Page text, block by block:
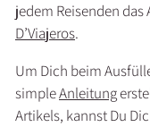
jedem Reisenden
D’Viajeros.
Um Dich beim
simpleAnleitung
Artikels, kannst Du